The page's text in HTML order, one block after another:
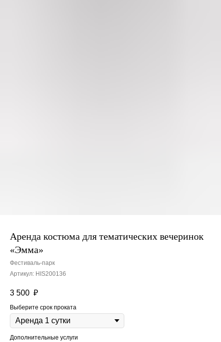
Аренда костюма для тематических вечеринок
«Эмма»
Фестиваль-парк
Артикул: HIS200136
3 500 ₽
Выберите срок проката
Дополнительные услуги